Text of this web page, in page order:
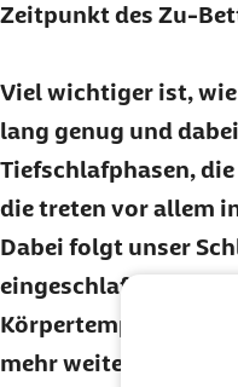
Zeitpunkt des Zu-
Viel wichtiger ist,
lang genug und
Tiefschlafphasen,
die treten vor allem
Dabei folgt unser
eingeschlafen sind,
Körpertemperatur
mehr weitergeleitet.